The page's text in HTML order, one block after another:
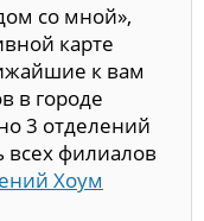
со мной»,
карте
к вам
в городе
3 отделений
всех филиалов
Хоум